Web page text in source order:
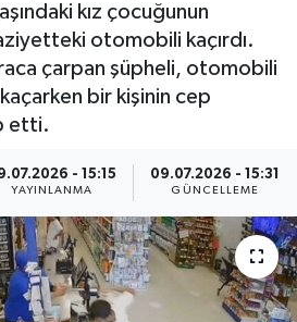
kız çocuğunun
otomobili kaçırdı.
çarpan şüpheli, otomobili
bir kişinin cep
etti.
- 15:15
YAYINLANMA
09.07.2026 - 15:31
GÜNCELLEME